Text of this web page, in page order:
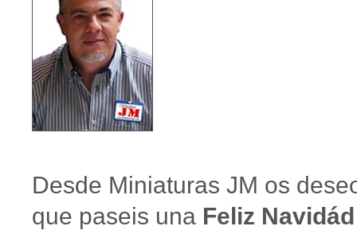
Desde Miniaturas JM os
que paseis una Feliz